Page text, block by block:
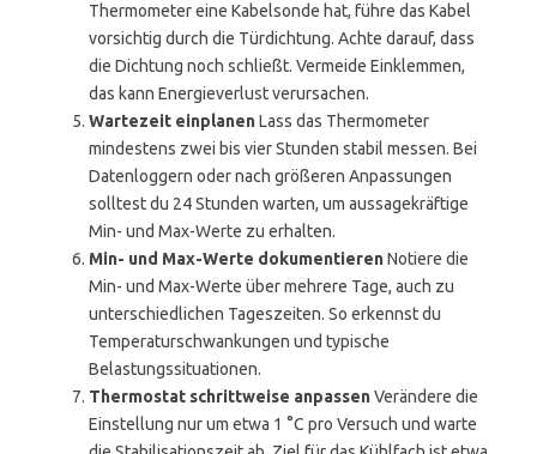
Thermometer eine Kabelsonde hat, führe das Kabel
vorsichtig durch die Türdichtung. Achte darauf, dass
die Dichtung noch schließt. Vermeide Einklemmen,
das kann Energieverlust verursachen.
Wartezeit einplanenLass das Thermometer
mindestens zwei bis vier Stunden stabil messen. Bei
Datenloggern oder nach größeren Anpassungen
solltest du 24 Stunden warten, um aussagekräftige
Min- und Max-Werte zu erhalten.
Min- und Max-Werte dokumentierenNotiere die
Min- und Max-Werte über mehrere Tage, auch zu
unterschiedlichen Tageszeiten. So erkennst du
Temperaturschwankungen und typische
Belastungssituationen.
Thermostat schrittweise anpassenVerändere die
Einstellung nur um etwa 1 °C pro Versuch und warte